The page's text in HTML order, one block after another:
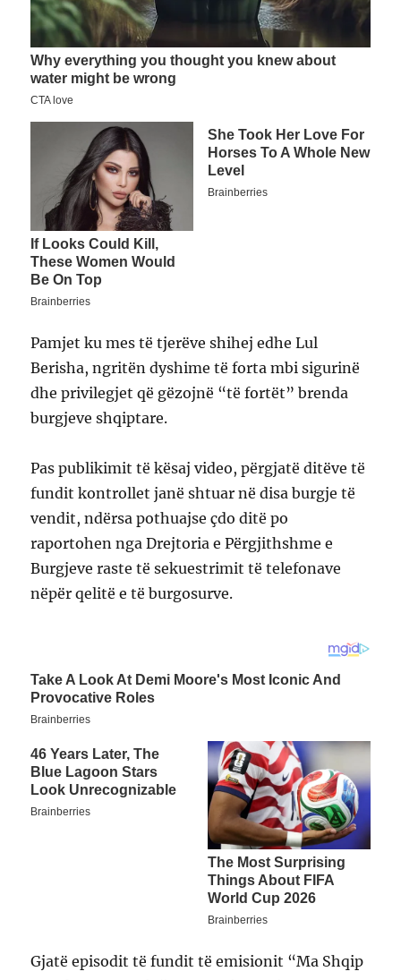
Pamjet ku mes të tjerëve shihej edhe Lul
Berisha, ngritën dyshime të forta mbi sigurinë
dhe privilegjet që gëzojnë “të fortët” brenda
burgjeve shqiptare.
Pas publikimit të kësaj video, përgjatë ditëve të
fundit kontrollet janë shtuar në disa burgje të
vendit, ndërsa pothuajse çdo ditë po
raportohen nga Drejtoria e Përgjithshme e
Burgjeve raste të sekuestrimit të telefonave
nëpër qelitë e të burgosurve.
Gjatë episodit të fundit të emisionit “Ma Shqip